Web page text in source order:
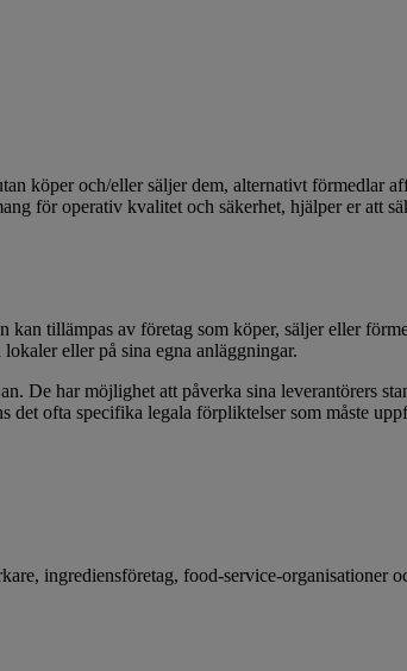
köper och/eller säljer dem, alternativt förmedlar
för operativ kvalitet och säkerhet, hjälper er att
tillämpas av företag som köper, säljer eller
eller på sina egna anläggningar.
De har möjlighet att påverka sina leverantörers
ofta specifika legala förpliktelser som måste
ingrediensföretag, food-service-organisationer